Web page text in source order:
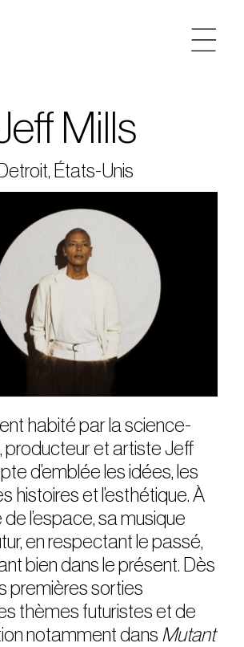
agenda
tickets
le sucre max
partenariats
privatisations
Mills
Detroit, États-Unis
habité par la science-
producteur et artiste Jeff
d’emblée les idées, les
histoires et l’esthétique. À
l’espace, sa musique
en respectant le passé,
bien dans le présent. Dès
premières sorties
thèmes futuristes et de
notamment dans Mutant